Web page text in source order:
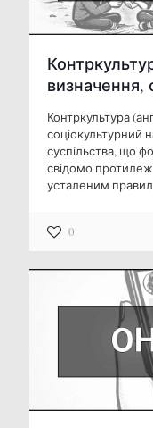
визначення,
Контркультура
соціокультурний
суспільства, що
свідомо
усталеним
0